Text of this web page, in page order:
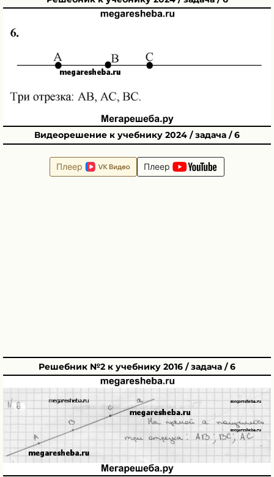
Видеорешение к учебнику 2024 / задача / 6
Плеер Плеер
Решебник №2 к учебнику 2016 / задача / 6